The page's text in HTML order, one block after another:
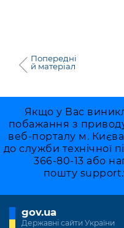
Попередні
й матеріал
Якщо у Вас
побажання з
веб-порталу м.
до служби технічної
366-80-13 або
пошту
gov.ua
Державні сайти України